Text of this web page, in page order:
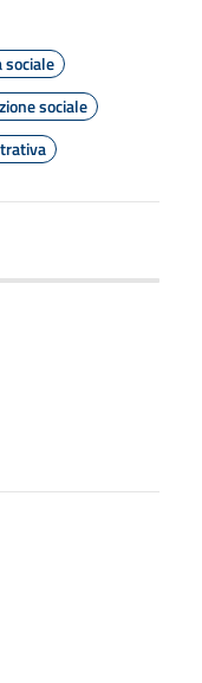
sociale
sociale